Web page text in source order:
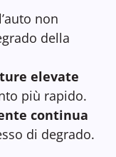
non
della
elevate
più rapido.
continua
di degrado.